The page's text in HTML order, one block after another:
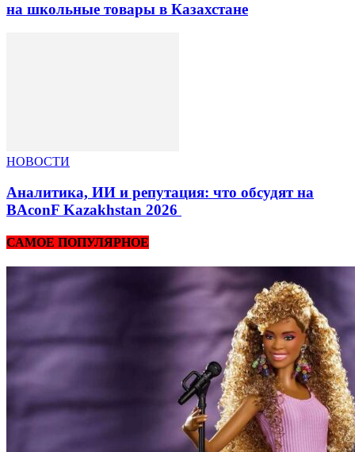
на школьные товары в Казахстане
НОВОСТИ
Аналитика, ИИ и репутация: что обсудят на
BAconF Kazakhstan 2026
САМОЕ ПОПУЛЯРНОЕ